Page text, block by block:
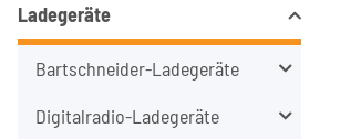
Ladegeräte
Bartschneider-Ladegeräte
Digitalradio-Ladegeräte